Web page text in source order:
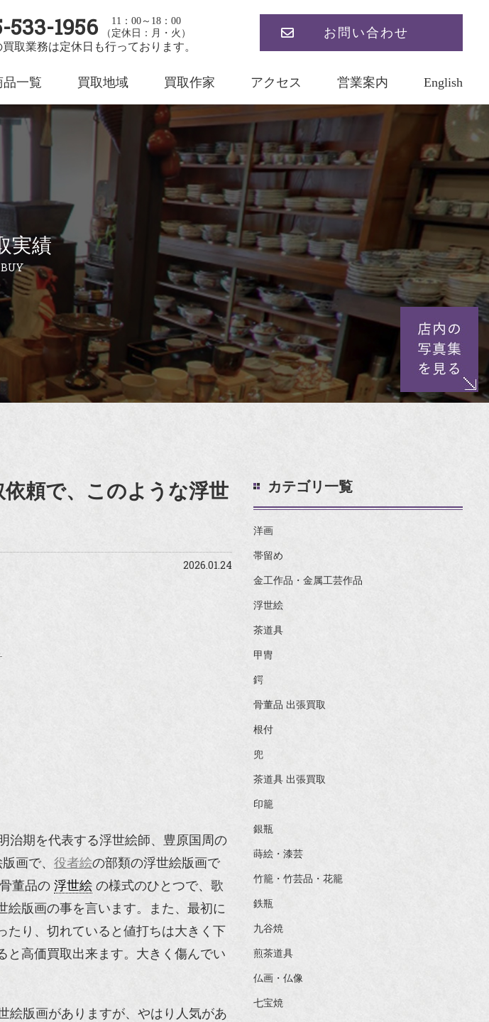
533-1956
11：00～18：00
（定休日：月・火）
取業務は定休日も行っております。
お問い合わせ
品一覧 買取地域 買取作家 アクセス 営業案内 English
実績
BUY
頼で、このような浮世
2026.01.24
治期を代表する浮世絵師、豊原国周の
画で、 役者絵の部類の浮世絵版画で
董品の 浮世絵 の様式のひとつで、歌
絵版画の事を言います。また、最初に
たり、切れていると値打ちは大きく下
と高価買取出来ます。大きく傷んでい
絵版画がありますが、やはり人気があ
カテゴリ一覧
洋画
帯留め
金工作品・金属工芸作品
浮世絵
茶道具
甲冑
鍔
骨董品 出張買取
根付
兜
茶道具 出張買取
印籠
銀瓶
蒔絵・漆芸
竹籠・竹芸品・花籠
鉄瓶
九谷焼
煎茶道具
仏画・仏像
七宝焼